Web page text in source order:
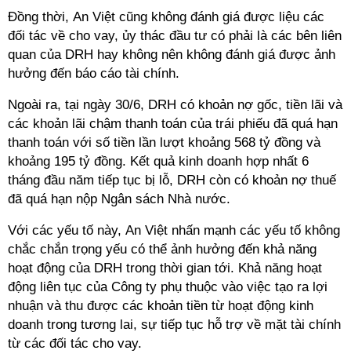
Đồng thời, An Việt cũng không đánh giá được liệu các
đối tác về cho vay, ủy thác đầu tư có phải là các bên liên
quan của DRH hay không nên không đánh giá được ảnh
hưởng đến báo cáo tài chính.
Ngoài ra, tại ngày 30/6, DRH có khoản nợ gốc, tiền lãi và
các khoản lãi chậm thanh toán của trái phiếu đã quá hạn
thanh toán với số tiền lần lượt khoảng 568 tỷ đồng và
khoảng 195 tỷ đồng. Kết quả kinh doanh hợp nhất 6
tháng đầu năm tiếp tục bị lỗ, DRH còn có khoản nợ thuế
đã quá hạn nộp Ngân sách Nhà nước.
Với các yếu tố này, An Việt nhấn mạnh các yếu tố không
chắc chắn trọng yếu có thể ảnh hưởng đến khả năng
hoạt động của DRH trong thời gian tới. Khả năng hoạt
động liên tục của Công ty phụ thuộc vào việc tạo ra lợi
nhuận và thu được các khoản tiền từ hoạt động kinh
doanh trong tương lai, sự tiếp tục hỗ trợ về mặt tài chính
từ các đối tác cho vay.